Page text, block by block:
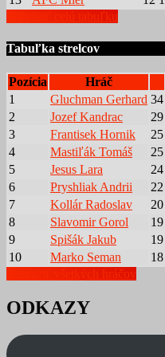
Zobraziť celú tabuľku
Tabuľka strelcov
Pozícia
Hráč
1
Gluchman Gerhard 34
2
Jozef Kandrac
29
3
Frantisek Hornik
25
4
Mastiľák Tomáš
25
5
Jesus Lara
24
6
Pryshliak Andrii
22
7
Kollár Radoslav
20
8
Slavomir Gorol
19
9
Spišák Jakub
19
10
Marko Seman
18
Zobraziť všetkých hráčov
ODKAZY